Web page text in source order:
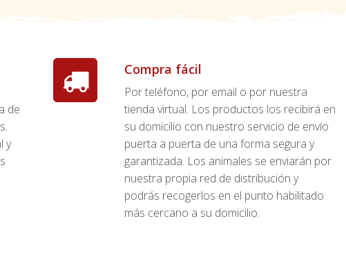
de
y
Compra fácil
Por teléfono, por email o por nuestra
tienda virtual. Los productos los recibirá en
su domicilio con nuestro servicio de envío
puerta a puerta de una forma segura y
garantizada. Los animales se enviarán por
nuestra propia red de distribución y
podrás recogerlos en el punto habilitado
más cercano a su domicilio.